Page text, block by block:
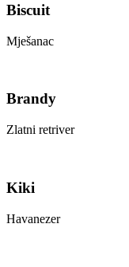
Biscuit
Mješanac
Brandy
Zlatni retriver
Kiki
Havanezer